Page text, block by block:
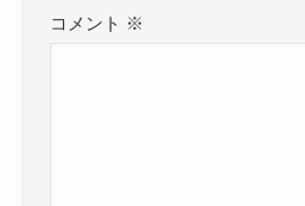
コメント ※